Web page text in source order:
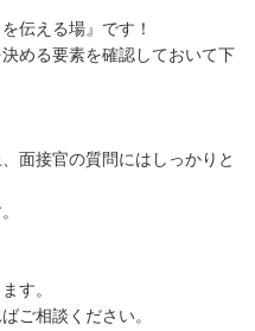
伝える場』です！
める要素を確認しておいて下
面接官の質問にはしっかりと
す。
ご相談ください。